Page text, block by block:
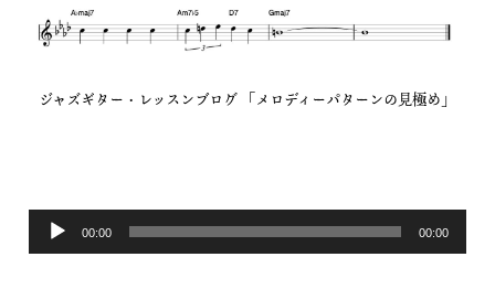
ジャズギター・レッスンブログ 「メロディーパターンの見極め」
音
00:00 00:00